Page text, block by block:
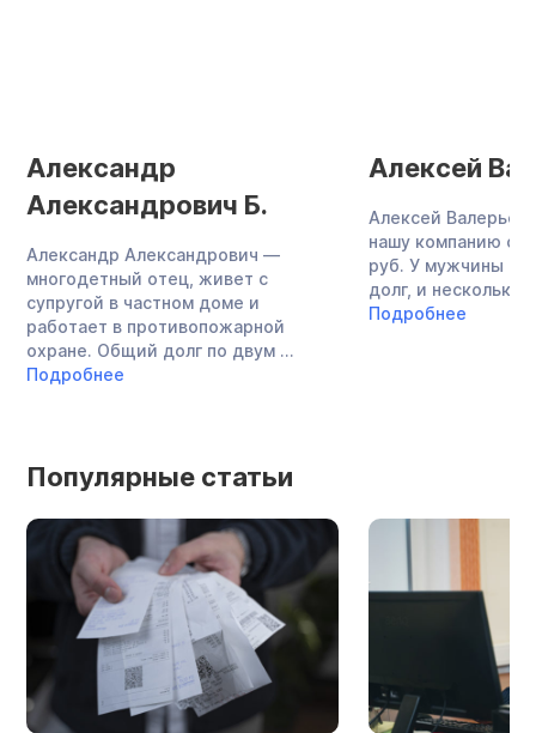
Александр
Александрович Б.
Александр Александрович —
многодетный отец, живет с
супругой в частном доме и
работает в противопожарной
охране. Общий долг по двум ...
Подробнее
Алексей
Алексей
нашу компанию с
руб. У мужчины
долг, и несколько
Подробнее
Популярные статьи